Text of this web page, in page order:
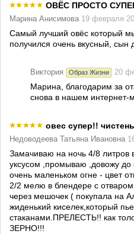
ОВЁС ПРОСТО
Марина Анисимова 19 февраля
Самый лучший овёс который
получился очень вкусный, сын
Виктория Образ Жизни 20
Марина, благодарим за
снова в нашем интернет-
овес супер!!
Недоводеева Татьяна Ивановна
Замачиваю на ночь 4/8 литров
уксусом ,промываю ,довожу
очень маленьком огне - цвет
2/2 мелю в блендере с
через мешочек ( покупала на
жиденький киселек,который
стаканами.ПРЕЛЕСТЬ!! как
ЗЕРНО!!!